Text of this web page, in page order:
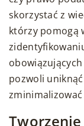
skorzystać z
którzy pomogą
pozwoli